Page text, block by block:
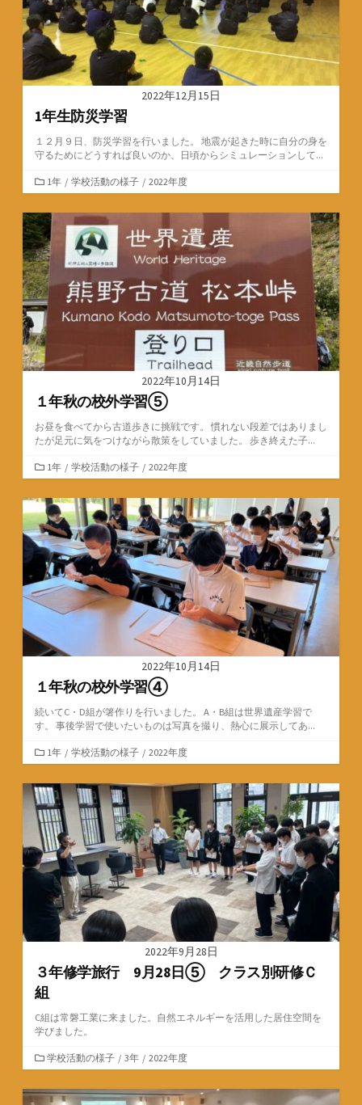
2022年12月15日
1年生防災学習
１２月９日、防災学習を行いました。 地震が起きた時に自分の身を
守るためにどうすれば良いのか、日頃からシミュレーションして...
カ
テ
ゴ
リ
ー
1年 / 学校活動の様子 / 2022年度
2022年10月14日
１年秋の校外学習⑤
お昼を食べてから古道歩きに挑戦です。 慣れない段差ではありまし
たが足元に気をつけながら散策をしていました。 歩き終えた子...
カ
テ
ゴ
リ
ー
1年 / 学校活動の様子 / 2022年度
2022年10月14日
１年秋の校外学習④
続いてC・D組が箸作りを行いました。 A・B組は世界遺産学習で
す。 事後学習で使いたいものは写真を撮り、熱心に展示してあ...
カ
テ
ゴ
リ
ー
1年 / 学校活動の様子 / 2022年度
2022年9月28日
３年修学旅行 9月28日⑤ クラス別研修Ｃ
組
C組は常磐工業に来ました。自然エネルギーを活用した居住空間を
学びました。
カ
テ
ゴ
学校活動の様子 / 3年 / 2022年度